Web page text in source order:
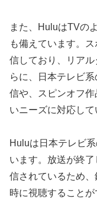
また、HuluはTVの
も備えています。
信しており、リア
らに、日本テレビ
信や、スピンオフ
いニーズに対応して
Huluは日本テレビ
います。放送が終
信されているため
時に視聴すること